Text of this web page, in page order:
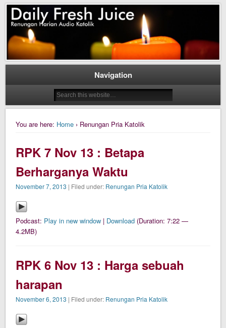
Daily Fresh Juice
Daily Fresh Juice Renungan Harian Katolik Menyejukkan dan Menyegarkan
Navigation
You are here: Home › Renungan Pria Katolik
RPK 7 Nov 13 : Betapa
Berharganya Waktu
November 7, 2013 | Filed under: Renungan Pria Katolik
Podcast: Play in new window | Download (Duration: 7:22 —
4.2MB)
RPK 6 Nov 13 : Harga sebuah
harapan
November 6, 2013 | Filed under: Renungan Pria Katolik